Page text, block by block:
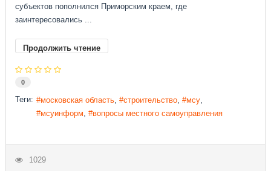
субъектов пополнился Приморским краем, где
заинтересовались ...
Продолжить чтение
0
Теги: московская область строительство
мсу
мсуинформ
вопросы местного самоуправления
1029